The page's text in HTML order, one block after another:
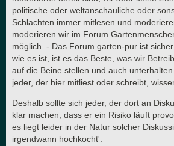
politische oder weltanschauliche oder
Schlachten immer mitlesen und
moderieren wir im Forum
möglich. - Das Forum garten-pur ist
wie es ist, ist es das Beste, was wir
auf die Beine stellen und auch
jeder, der hier mitliest oder schreibt,
Deshalb sollte sich jeder, der dort an
klar machen, dass er ein Risiko läuft
es liegt leider in der Natur solcher
irgendwann hochkocht'.